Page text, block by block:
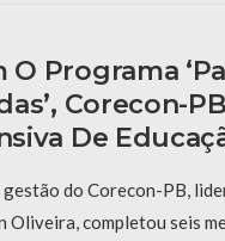
O Programa
Corecon-
De
gestão do Corecon-PB,
Oliveira, completou seis